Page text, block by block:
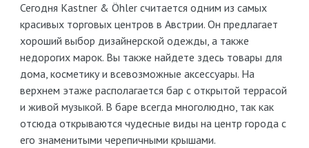
Сегодня Kastner & Öhler считается одним из самых
красивых торговых центров в Австрии. Он предлагает
хороший выбор дизайнерской одежды, а также
недорогих марок. Вы также найдете здесь товары для
дома, косметику и всевозможные аксессуары. На
верхнем этаже располагается бар с открытой террасой
и живой музыкой. В баре всегда многолюдно, так как
отсюда открываются чудесные виды на центр города с
его знаменитыми черепичными крышами.